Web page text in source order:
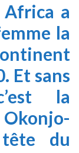
Africa a
la
Et sans
la
du